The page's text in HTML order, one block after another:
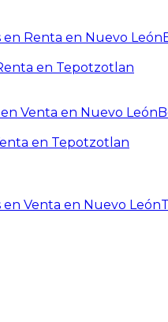
en Renta en Nuevo León
en Tepotzotlan
Venta en Nuevo León
en Tepotzotlan
en Venta en Nuevo León